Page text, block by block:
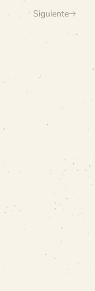
Siguiente